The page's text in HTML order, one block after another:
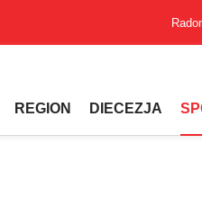
REGION DIECEZJA